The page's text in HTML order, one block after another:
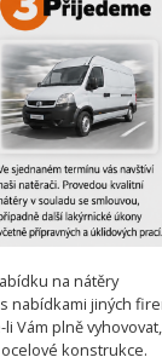
na nátěry
nabídkami jiných
Vám plně vyhovovat,
konstrukce.